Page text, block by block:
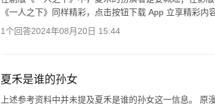
《一人之下》同样精彩，点击按钮下载 App 立享精彩内容
1个回答2024年08月20日 15:44
夏禾是谁的孙女
上述参考资料中并未提及夏禾是谁的孙女这一信息。